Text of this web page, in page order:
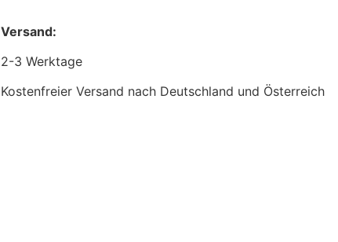
Versand:
2-3 Werktage
Kostenfreier Versand nach Deutschland und Österreich